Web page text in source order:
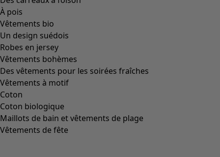
À pois
Vêtements bio
Un design suédois
Robes en jersey
Vêtements bohèmes
Des vêtements pour les soirées fraîches
Vêtements à motif
Coton
Coton biologique
Maillots de bain et vêtements de plage
Vêtements de fête